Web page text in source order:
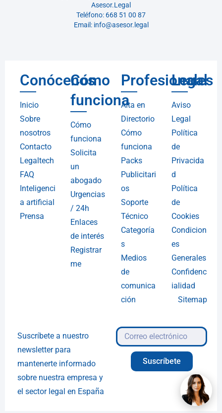
Asesor.Legal
Teléfono: 668 51 00 87
Email: info@asesor.legal
Conócenos
Inicio
Sobre
nosotros
Contacto
Legaltech
FAQ
Inteligenci
a artificial
Prensa
Cómo
funciona
Cómo
funciona
Solicita
un
abogado
Urgencias
/ 24h
Enlaces
de interés
Registrar
me
Profesionales
Alta en
Directorio
Cómo
funciona
Packs
Publicitari
os
Soporte
Técnico
Categoría
s
Medios
de
comunica
ción
Legal
Aviso
Legal
Política
de
Privacida
d
Política
de
Cookies
Condicion
es
Generales
Confidenc
ialidad
Sitemap
Suscríbete a nuestro
newsletter para
mantenerte informado
sobre nuestra empresa y
el sector legal en España
Suscríbete